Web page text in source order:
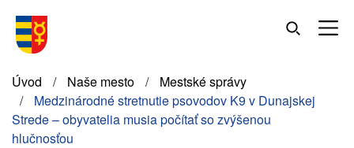
hlavný
Omrvinka
Úvod Naše mesto
Mestské správy
Medzinárodné stretnutie psovodov K9 v Dunajskej
Strede – obyvatelia musia počítať so zvýšenou
hlučnosťou